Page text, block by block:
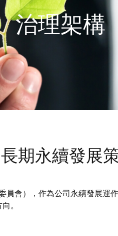
治理架構
期永續發展
會），作為公司永續發展運
。